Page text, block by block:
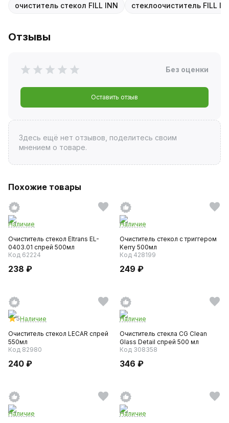
очиститель стекол FILL INN стеклоочиститель FILL
Отзывы
Без оценки
Оставить отзыв
Здесь ещё нет отзывов, поделитесь своим
мнением о товаре.
Похожие товары
Наличие
Очиститель стекол Eltrans EL-
0403.01 спрей 500мл
Код 62224
238 ₽
Наличие
Очиститель стекол с триггером
Kerry 500мл
Код 428199
249 ₽
5Наличие
Очиститель стекол LECAR спрей
550мл
Код 82980
240 ₽
Наличие
Очиститель стекла СG Clean
Glass Detail спрей 500 мл
Код 308358
346 ₽
Наличие
Наличие